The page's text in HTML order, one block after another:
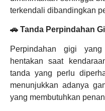
terkendali dibandingkan
🚗 Tanda Perpindahan
Perpindahan gigi
hentakan saat
tanda yang perlu
menunjukkan adanya
yang membutuhkan